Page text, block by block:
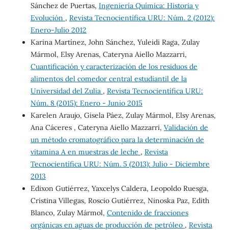
Sánchez de Puertas, Ingeniería Química: Historia y
Evolución , Revista Tecnocientífica URU: Núm. 2 (2012):
Enero-Julio 2012
Karina Martínez, John Sánchez, Yuleidi Raga, Zulay
Mármol, Elsy Arenas, Cateryna Aiello Mazzarri,
Cuantificación y caracterización de los residuos de
alimentos del comedor central estudiantil de la
Universidad del Zulia , Revista Tecnocientífica URU:
Núm. 8 (2015): Enero - Junio 2015
Karelen Araujo, Gisela Páez, Zulay Mármol, Elsy Arenas,
Ana Cáceres , Cateryna Aiello Mazzarri, Validación de
un método cromatográfico para la determinación de
vitamina A en muestras de leche , Revista
Tecnocientífica URU: Núm. 5 (2013): Julio - Diciembre
2013
Edixon Gutiérrez, Yaxcelys Caldera, Leopoldo Ruesga,
Cristina Villegas, Roscio Gutiérrez, Ninoska Paz, Edith
Blanco, Zulay Mármol, Contenido de fracciones
orgánicas en aguas de producción de petróleo , Revista